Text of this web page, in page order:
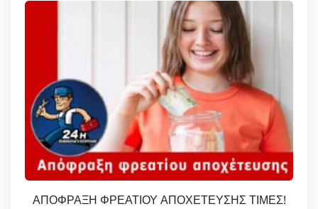
ΑΠΟΦΡΑΞΗ ΦΡΕΑΤΙΟΥ ΑΠΟΧΕΤΕΥΣΗΣ ΤΙΜΕΣ!